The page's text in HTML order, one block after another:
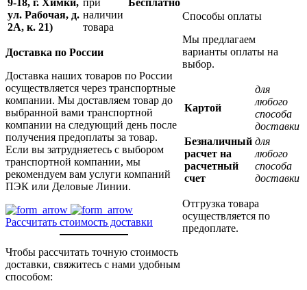
ул. Рабочая, д.
2А, к. 21)
наличии
товара
Доставка по России
Доставка наших товаров по России
осуществляется через транспортные
компании. Мы доставляем товар до
выбранной вами транспортной
компании на следующий день после
получения предоплаты за товар.
Если вы затрудняетесь с выбором
транспортной компании, мы
рекомендуем вам услуги компаний
ПЭК или Деловые Линии.
Рассчитать стоимость доставки
Чтобы рассчитать точную стоимость
доставки, свяжитесь с нами удобным
способом:
Способы оплаты
Мы предлагаем
варианты оплаты на
выбор.
Картой
для
любого
способа
доставки
Безналичный
расчет на
расчетный
счет
для
любого
способа
доставки
Отгрузка товара
осуществляется по
предоплате.